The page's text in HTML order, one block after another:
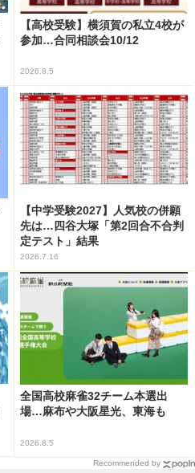
【高校受験】横須賀の私立4校が
参加…合同相談会10/12
2026.8.5
【中学受験2027】人気校の併願
先は…四谷大塚「第2回合不合判
定テスト」結果
2026.7.16
全国高校麻雀32チーム本選出
場…麻布や大阪星光、東海も
2026.8.5
Recommended by